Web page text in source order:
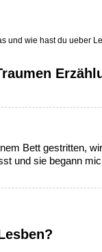
und wie hast du ueber
Bett gestritten,
und sie begann